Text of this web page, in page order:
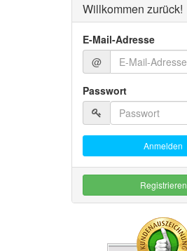
Willkommen zurück!
E-Mail-Adresse
@
Passwort
Anmelden
Registrieren